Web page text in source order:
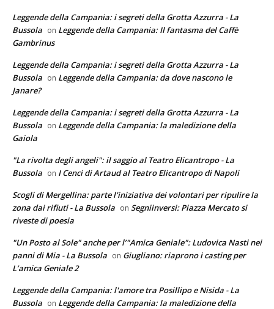
Leggende della Campania: i segreti della Grotta Azzurra - La
Bussola on Leggende della Campania: Il fantasma del Caffè
Gambrinus
Leggende della Campania: i segreti della Grotta Azzurra - La
Bussola on Leggende della Campania: da dove nascono le
Janare?
Leggende della Campania: i segreti della Grotta Azzurra - La
Bussola on Leggende della Campania: la maledizione della
Gaiola
"La rivolta degli angeli": il saggio al Teatro Elicantropo - La
Bussola on I Cenci di Artaud al Teatro Elicantropo di Napoli
Scogli di Mergellina: parte l'iniziativa dei volontari per ripulire la
zona dai rifiuti - La Bussola on Segniinversi: Piazza Mercato si
riveste di poesia
"Un Posto al Sole" anche per l’"Amica Geniale": Ludovica Nasti nei
panni di Mia - La Bussola on Giugliano: riaprono i casting per
L’amica Geniale 2
Leggende della Campania: l'amore tra Posillipo e Nisida - La
Bussola on Leggende della Campania: la maledizione della